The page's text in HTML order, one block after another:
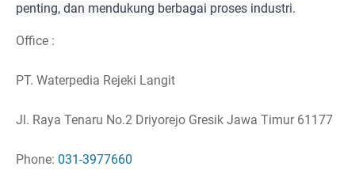
penting, dan mendukung berbagai proses industri.
Office :
PT. Waterpedia Rejeki Langit
Jl. Raya Tenaru No.2 Driyorejo Gresik Jawa Timur 61177
Phone: 031-3977660